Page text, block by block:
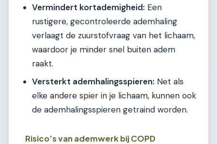
Vermindert kortademigheid: Een
rustigere, gecontroleerde ademhaling
verlaagt de zuurstofvraag van het lichaam,
waardoor je minder snel buiten adem
raakt.
Versterkt ademhalingsspieren: Net als
elke andere spier in je lichaam, kunnen ook
de ademhalingsspieren getraind worden.
Risico’s van ademwerk bij COPD